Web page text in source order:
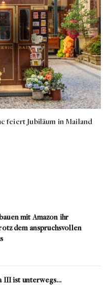
feiert Jubiläum in Mailand
mit Amazon ihr
dem anspruchsvollen
III ist unterwegs…